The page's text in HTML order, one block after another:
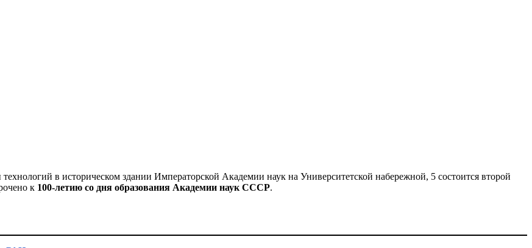
в историческом здании Императорской Академии наук на Университетской набережной, 5 состоится второй
к 100-летию со дня образования Академии наук СССР.